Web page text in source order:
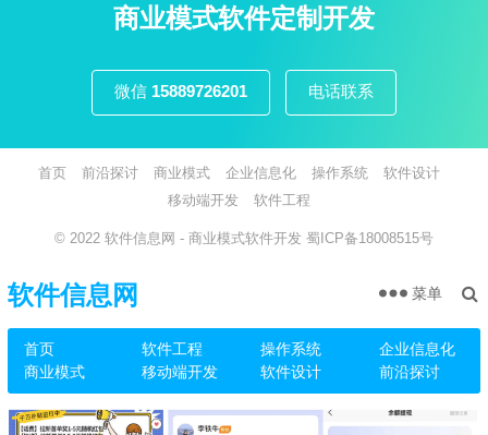
商业模式软件定制开发
微信 15889726201 电话联系
首页 前沿探讨 商业模式 企业信息化 操作系统
软件设计
移动端开发
软件工程
© 2022 软件信息网 - 商业模式软件开发 蜀ICP备18008515号
软件信息网
首页 软件工程 操作系统
企业信息化
商业模式
移动端开发 软件设计 前沿探讨
菜单